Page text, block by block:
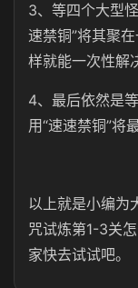
3、等四个大型
速禁铜”将其聚
样就能一次性解
4、最后依然是
用“速速禁铜”将
以上就是小编为
咒试炼第1-3关
家快去试试吧。